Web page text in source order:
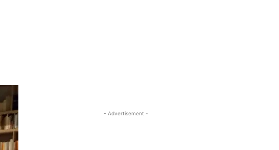
- Advertisement -